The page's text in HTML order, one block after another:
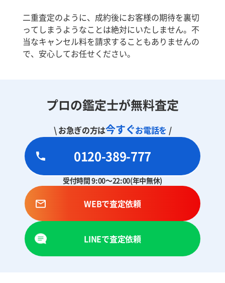
二重査定のように、成約後にお客様の期待を裏切
ってしまうようなことは絶対にいたしません。不
当なキャンセル料を請求することもありませんの
で、安心してお任せください。
プロの鑑定士が無料査定
\ お急ぎの方は今すぐお電話を /
0120-389-777
受付時間 9:00～22:00(年中無休)
WEBで査定依頼
LINEで査定依頼